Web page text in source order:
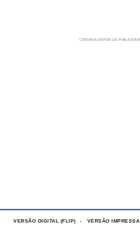
VERSÃO DIGITAL (FLIP) VERSÃO IMPRESSA